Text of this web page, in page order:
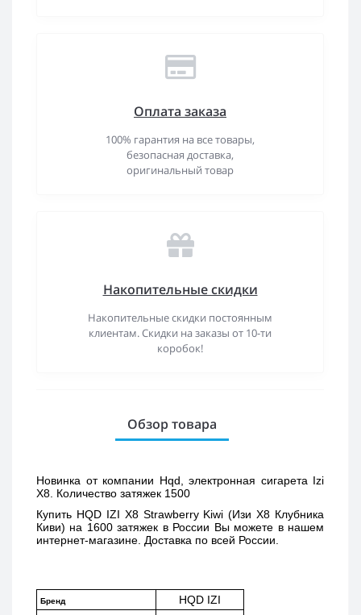
Оплата заказа
100% гарантия на все товары,
безопасная доставка,
оригинальный товар
Накопительные скидки
Накопительные скидки постоянным
клиентам. Скидки на заказы от 10-ти
коробок!
Обзор товара
Новинка от компании Hqd, электронная сигарета Izi
X8. Количество затяжек 1500
Купить HQD IZI X8 Strawberry Kiwi (Изи Х8 Клубника
Киви) на 1600 затяжек в России Вы можете в нашем
интернет-магазине. Доставка по всей России.
Бренд HQD IZI